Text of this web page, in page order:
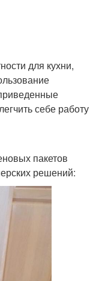
для кухни,
себе работу
пакетов
решений: